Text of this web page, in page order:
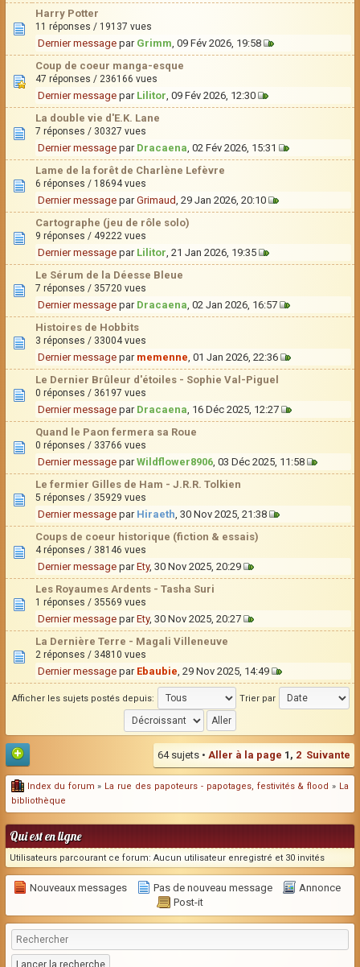
Harry Potter
11 réponses / 19137 vues
Dernier message par Grimm, 09 Fév 2026, 19:58
Coup de coeur manga-esque
47 réponses / 236166 vues
Dernier message par Lilitor, 09 Fév 2026, 12:30
La double vie d'E.K. Lane
7 réponses / 30327 vues
Dernier message par Dracaena, 02 Fév 2026, 15:31
Lame de la forêt de Charlène Lefèvre
6 réponses / 18694 vues
Dernier message parGrimaud, 29 Jan 2026, 20:10
Cartographe (jeu de rôle solo)
9 réponses / 49222 vues
Dernier message par Lilitor, 21 Jan 2026, 19:35
Le Sérum de la Déesse Bleue
7 réponses / 35720 vues
Dernier message par Dracaena, 02 Jan 2026, 16:57
Histoires de Hobbits
3 réponses / 33004 vues
Dernier message par memenne, 01 Jan 2026, 22:36
Le Dernier Brûleur d'étoiles - Sophie Val-Piguel
0 réponses / 36197 vues
Dernier message par Dracaena, 16 Déc 2025, 12:27
Quand le Paon fermera sa Roue
0 réponses / 33766 vues
Dernier message parWildflower8906, 03 Déc 2025, 11:58
Le fermier Gilles de Ham - J.R.R. Tolkien
5 réponses / 35929 vues
Dernier message par Hiraeth, 30 Nov 2025, 21:38
Coups de coeur historique (fiction & essais)
4 réponses / 38146 vues
Dernier message parEty, 30 Nov 2025, 20:29
Les Royaumes Ardents - Tasha Suri
1 réponses / 35569 vues
Dernier message parEty, 30 Nov 2025, 20:27
La Dernière Terre - Magali Villeneuve
2 réponses / 34810 vues
Dernier message par Ebaubie, 29 Nov 2025, 14:49
Afficher les sujets postés depuis: Trier par
64 sujets • Aller à la page 1 , 2 Suivante
Index du forum » La rue des papoteurs - papotages, festivités & flood » La
bibliothèque
Qui est en ligne
Utilisateurs parcourant ce forum: Aucun utilisateur enregistré et 30 invités
Nouveaux messages Pas de nouveau message
Annonce
Post-it